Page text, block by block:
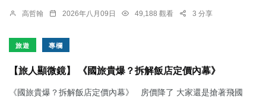
高哲翰 2026年八月09日 49,188 觀看 3 分享
旅遊 專欄
【旅人顯微鏡】 《國旅貴爆？拆解飯店定價內幕》
《國旅貴爆？拆解飯店定價內幕》 房價降了 大家還是搶著飛國